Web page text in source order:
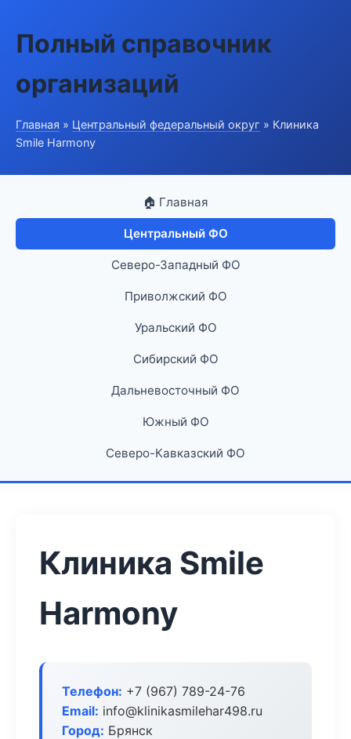
Полный справочник
организаций
Главная » Центральный федеральный округ » Клиника
Smile Harmony
🏠 Главная
Центральный ФО
Северо-Западный ФО
Приволжский ФО
Уральский ФО
Сибирский ФО
Дальневосточный ФО
Южный ФО
Северо-Кавказский ФО
Клиника Smile
Harmony
Телефон: +7 (967) 789-24-76
Email: info@klinikasmilehar498.ru
Город: Брянск